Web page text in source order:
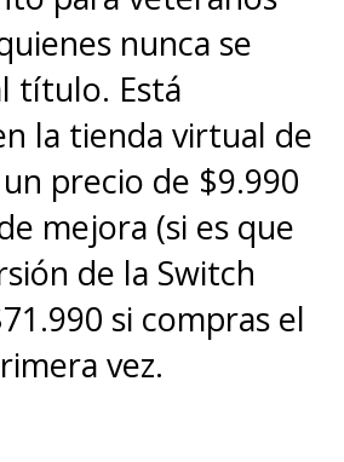
El día que la Tierra
enel
del poder de
tradicional y del
infalibles
que
existiendo y
con un giro
nunca se
título. Está
la tienda virtual de
precio de $9.990
mejora (si es que
de la Switch
si compras el
vez.